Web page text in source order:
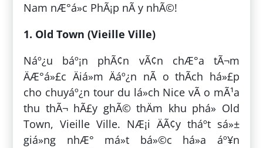
Nam nÆ°á»c PhÃ¡p nÃ y nhÃ©!
1. Old Town (Vieille Ville)
Náº¿u báº¡n phÃ¢n vÃ¢n chÆ°a tÃ¬m
ÄÆ°á»£c Äiá»m Äáº¿n nÃ o thÃ­ch há»£p
cho chuyáº¿n tour du lá»ch Nice vÃ o mÃ¹a
thu thÃ¬ hÃ£y ghÃ© thÄm khu phá» Old
Town, Vieille Ville. NÆ¡i ÄÃ¢y tháº­t sá»±
giá»ng nhÆ° má»t bá»©c há»a áº¥n